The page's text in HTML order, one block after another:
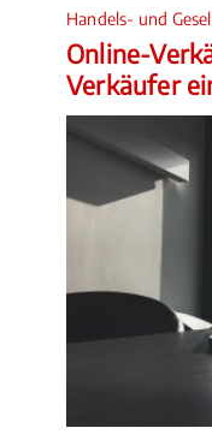
Handels- und
Online-
Verkäufer